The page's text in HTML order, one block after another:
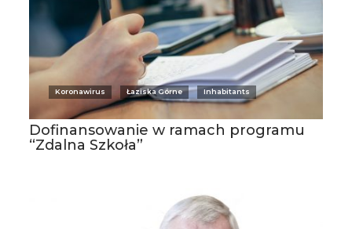
Koronawirus Łaziska Górne Inhabitants
Dofinansowanie w ramach programu
“Zdalna Szkoła”